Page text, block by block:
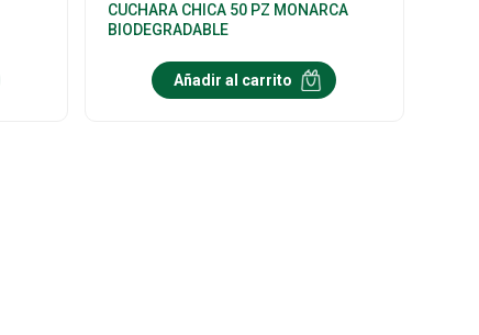
CUCHARA CHICA 50 PZ MONARCA
BIODEGRADABLE
Añadir al carrito